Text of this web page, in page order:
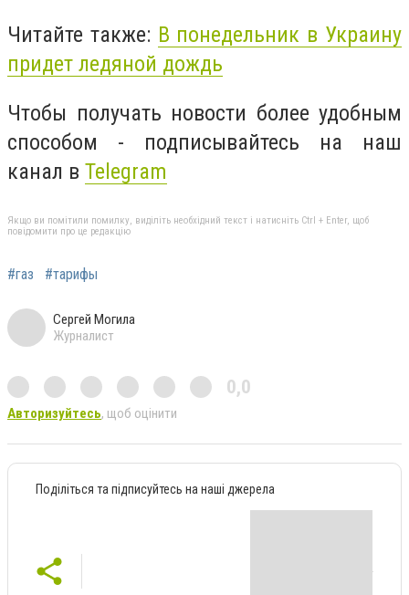
Читайте также: В понедельник в Украину
придет ледяной дождь
Чтобы получать новости более удобным
способом - подписывайтесь на наш
канал в Telegram
Якщо ви помітили помилку, виділіть необхідний текст і натисніть Ctrl + Enter, щоб
повідомити про це редакцію
#газ #тарифы
Сергей Могила
Журналист
0,0
Авторизуйтесь, щоб оцінити
Поділіться та підписуйтесь на наші джерела